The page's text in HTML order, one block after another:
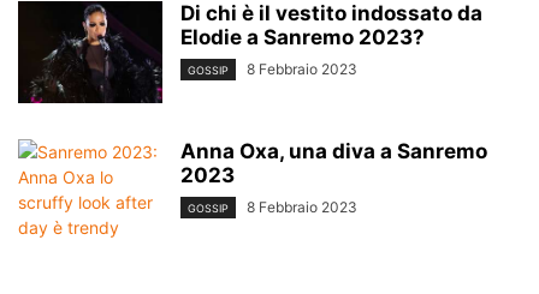
Di chi è il vestito indossato da
Elodie a Sanremo 2023?
GOSSIP 8 Febbraio 2023
Anna Oxa, una diva a Sanremo
2023
GOSSIP 8 Febbraio 2023